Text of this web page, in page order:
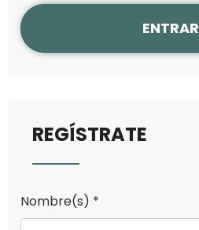
ENTRAR
REGÍSTRATE
Nombre(s) *